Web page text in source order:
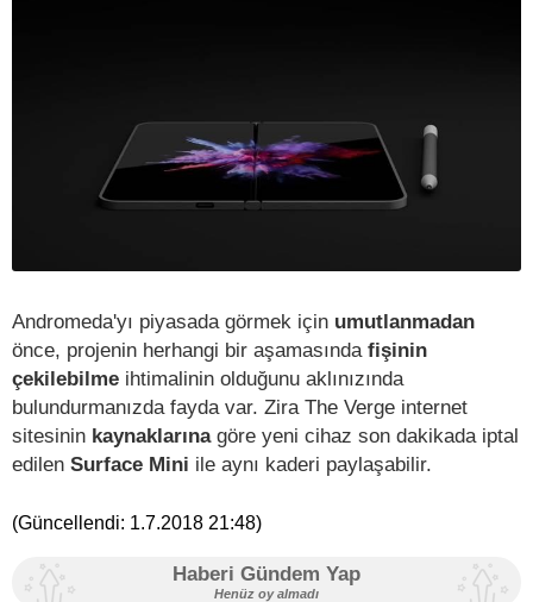
Andromeda'yı piyasada görmek için umutlanmadan
önce, projenin herhangi bir aşamasında fişinin
çekilebilme ihtimalinin olduğunu aklınızında
bulundurmanızda fayda var. Zira The Verge internet
sitesinin kaynaklarınagöre yeni cihaz son dakikada iptal
edilen Surface Mini ile aynı kaderi paylaşabilir.
(Güncellendi: 1.7.2018 21:48)
Haberi Gündem Yap
Henüz oy almadı